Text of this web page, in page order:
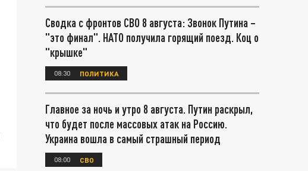
Сводка с фронтов СВО 8 августа: Звонок Путина –
"это финал". НАТО получила горящий поезд. Коц о
"крышке"
08:30 ПОЛИТИКА
Главное за ночь и утро 8 августа. Путин раскрыл,
что будет после массовых атак на Россию.
Украина вошла в самый страшный период
08:00 СВО